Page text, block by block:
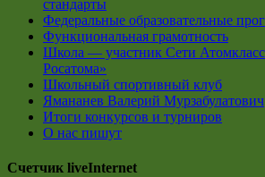
стандарты
Федеральные образовательные
Функциональная грамотность
Школа — участник Сети
Росатома»
Школьный спортивный клуб
Ямананев Валерий Мурзабулатович
Итоги конкурсов и турниров
О нас пишут
Счетчик liveInternet